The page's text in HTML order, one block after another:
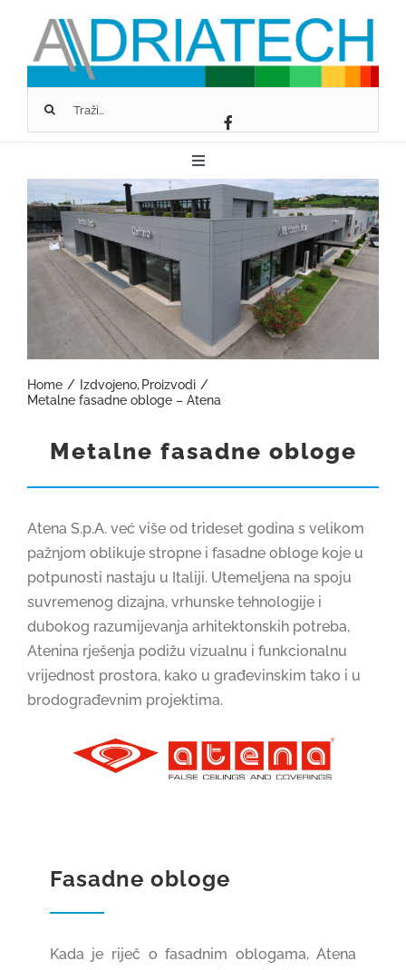
content
Toggle
Navigation
O NAMA
FASSA BORTOLO
SCHLÜTER-SYSTEMS
GEOPIETRA
GRADNJA I OPREMANJE
KARIJERE
KONTAKT
WEB SHOP
Home Izdvojeno Proizvodi
Metalne fasadne obloge – Atena
Metalne fasadne obloge
Atena S.p.A. već više od trideset godina s velikom
pažnjom oblikuje stropne i fasadne obloge koje u
potpunosti nastaju u Italiji. Utemeljena na spoju
suvremenog dizajna, vrhunske tehnologije i
dubokog razumijevanja arhitektonskih potreba,
Atenina rješenja podižu vizualnu i funkcionalnu
vrijednost prostora, kako u građevinskim tako i u
brodograđevnim projektima.
Fasadne obloge
Kada je riječ o fasadnim oblogama, Atena